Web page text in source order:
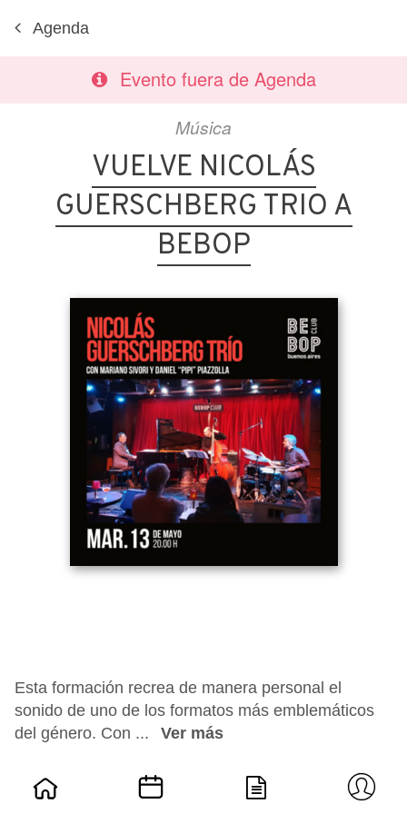
Agenda
Evento fuera de Agenda
Música
VUELVE NICOLÁS
GUERSCHBERG TRIO A
BEBOP
Esta formación recrea de manera personal el
sonido de uno de los formatos más emblemáticos
del género. Con ...
Ver más